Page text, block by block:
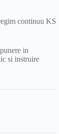
continuu KS
in
si instruire